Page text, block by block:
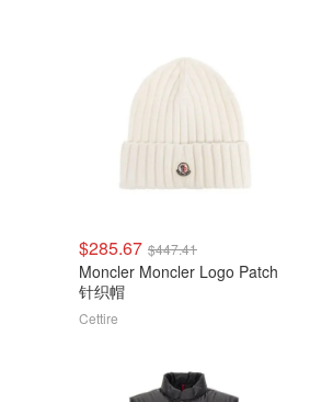
$285.67 $447.41
Moncler Moncler Logo Patch
针织帽
Cettire